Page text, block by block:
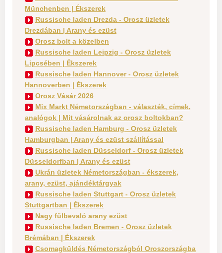
Münchenben | Ékszerek
Russische laden Drezda - Orosz üzletek
Drezdában | Arany és ezüst
Orosz bolt a közelben
Russische laden Leipzig - Orosz üzletek
Lipcsében | Ékszerek
Russische laden Hannover - Orosz üzletek
Hannoverben | Ékszerek
Orosz Vásár 2026
Mix Markt Németországban - választék, címek,
analógok | Mit vásárolnak az orosz boltokban?
Russische laden Hamburg - Orosz üzletek
Hamburgban | Arany és ezüst szállítással
Russische laden Düsseldorf - Orosz üzletek
Düsseldorfban | Arany és ezüst
Ukrán üzletek Németországban - ékszerek,
arany, ezüst, ajándéktárgyak
Russische laden Stuttgart - Orosz üzletek
Stuttgartban | Ékszerek
Nagy fülbevaló arany ezüst
Russische laden Bremen - Orosz üzletek
Brémában | Ékszerek
Csomagküldés Németországból Oroszországba